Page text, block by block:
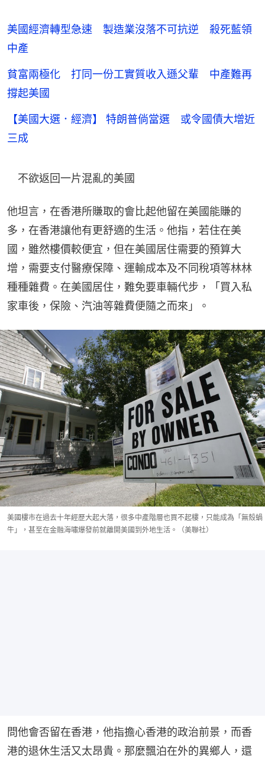
美國經濟轉型急速 製造業沒落不可抗逆 殺死藍領
中產
貧富兩極化 打同一份工實質收入遜父輩 中產難再
撐起美國
【美國大選．經濟】 特朗普倘當選 或令國債大增近
三成
不欲返回一片混亂的美國
他坦言，在香港所賺取的會比起他留在美國能賺的
多，在香港讓他有更舒適的生活。他指，若住在美
國，雖然樓價較便宜，但在美國居住需要的預算大
增，需要支付醫療保障、運輸成本及不同稅項等林林
種種雜費。在美國居住，難免要車輛代步，「買入私
家車後，保險、汽油等雜費便隨之而來」。
美國樓市在過去十年經歷大起大落，很多中產階層也買不起樓，只能成為「無殼蝸
牛」，甚至在金融海嘯爆發前就離開美國到外地生活。（美聯社）
問他會否留在香港，他指擔心香港的政治前景，而香
港的退休生活又太昂貴。那麼飄泊在外的異鄉人，還